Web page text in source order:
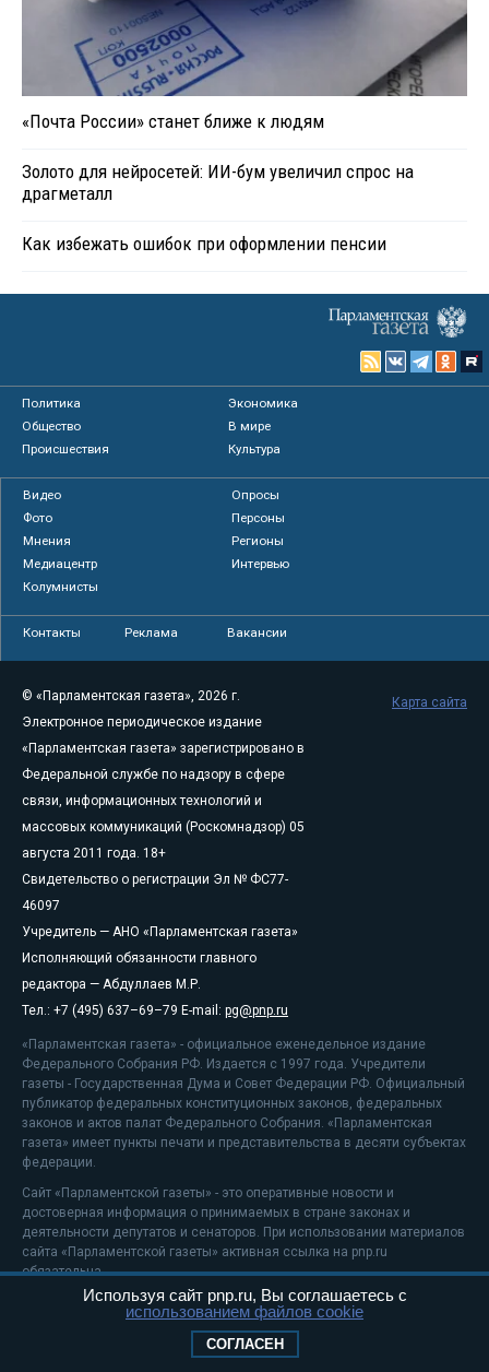
«Почта России» станет ближе к людям
Золото для нейросетей: ИИ-бум увеличил спрос на
драгметалл
Как избежать ошибок при оформлении пенсии
Политика
Экономика
Общество
В мире
Происшествия
Культура
Видео
Опросы
Фото
Персоны
Мнения
Регионы
Медиацентр
Интервью
Колумнисты
Контакты Реклама Вакансии
© «Парламентская газета», 2026 г.
Электронное периодическое издание
«Парламентская газета» зарегистрировано в
Федеральной службе по надзору в сфере
связи, информационных технологий и
массовых коммуникаций (Роскомнадзор) 05
августа 2011 года. 18+
Свидетельство о регистрации Эл № ФС77-
46097
Учредитель — АНО «Парламентская газета»
Исполняющий обязанности главного
редактора — Абдуллаев М.Р.
Тел.: +7 (495) 637–69–79 E-mail: pg@pnp.ru
«Парламентская газета» - официальное еженедельное издание
Федерального Собрания РФ. Издается с 1997 года. Учредители
газеты - Государственная Дума и Совет Федерации РФ. Официальный
публикатор федеральных конституционных законов, федеральных
законов и актов палат Федерального Собрания. «Парламентская
газета» имеет пункты печати и представительства в десяти субъектах
федерации.
Сайт «Парламентской газеты» - это оперативные новости и
достоверная информация о принимаемых в стране законах и
деятельности депутатов и сенаторов. При использовании материалов
сайта «Парламентской газеты» активная ссылка на pnp.ru
обязательна.
На информационном ресурсе применяютсярекомендательные
Положение о защите персональных данных
Карта сайта
Используя сайт pnp.ru, Вы соглашаетесь с
использованием файлов cookie
СОГЛАСЕН